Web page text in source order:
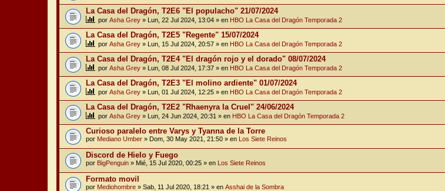
La Casa del Dragón, T2E6 "El populacho" 21/07/2024
por Asha Grey » Lun, 22 Jul 2024, 13:04 » en HBO La Casa del Dragón Temporada 2
La Casa del Dragón, T2E5 "Regente" 15/07/2024
por Asha Grey » Lun, 15 Jul 2024, 20:57 » en HBO La Casa del Dragón Temporada 2
La Casa del Dragón, T2E4 "El dragón rojo y el dorado" 08/07/2024
por Asha Grey » Lun, 08 Jul 2024, 17:37 » en HBO La Casa del Dragón Temporada 2
La Casa del Dragón, T2E3 "El molino ardiente" 01/07/2024
por Asha Grey » Lun, 01 Jul 2024, 12:25 » en HBO La Casa del Dragón Temporada 2
La Casa del Dragón, T2E2 "Rhaenyra la Cruel" 24/06/2024
por Asha Grey » Lun, 24 Jun 2024, 20:31 » en HBO La Casa del Dragón Temporada 2
Curioso paralelo entre Varys y Tyanna de la Torre
por Mediano Umber » Dom, 30 May 2021, 21:50 » en Los Siete Reinos
Discord de Hielo y Fuego
por BigPenguin » Mié, 15 Jul 2020, 00:25 » en Los Siete Reinos
Formato movil
por Mediohombre » Sab, 11 Jul 2020, 18:21 » en Asshai de la Sombra